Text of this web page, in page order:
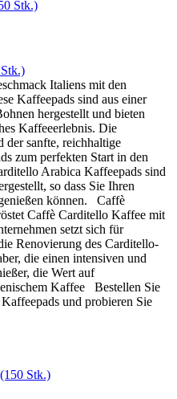
Italiens mit den
Kaffeepads sind aus einer
hergestellt und bieten
Kaffeeerlebnis. Die
der sanfte, reichhaltige
zum perfekten Start in den
Arabica Kaffeepads sind
so dass Sie Ihren
können. Caffè
Caffè Carditello Kaffee mit
setzt sich für
Renovierung des Carditello-
die einen intensiven und
die Wert auf
Kaffee Bestellen Sie
und probieren Sie